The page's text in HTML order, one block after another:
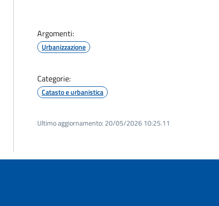
Argomenti:
Urbanizzazione
Categorie:
Catasto e urbanistica
Ultimo aggiornamento: 20/05/2026 10:25.11